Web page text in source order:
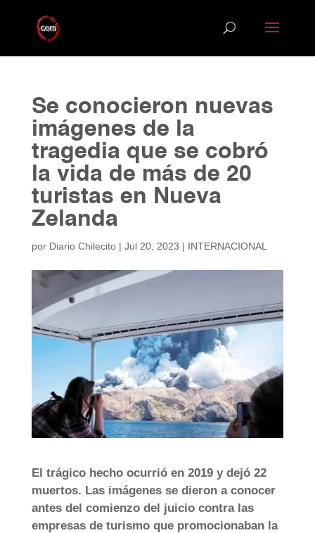
Se conocieron nuevas
imágenes de la
tragedia que se cobró
la vida de más de 20
turistas en Nueva
Zelanda
por Diario Chilecito| Jul 20, 2023 | INTERNACIONAL
El trágico hecho ocurrió en 2019 y dejó 22
muertos. Las imágenes se dieron a conocer
antes del comienzo del juicio contra las
empresas de turismo que promocionaban la